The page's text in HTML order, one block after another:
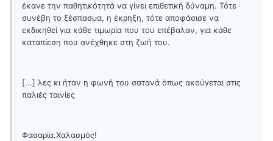
έκανε την παθητικότητά να γίνει επιθετική δύναμη. Τότε
συνέβη το ξέσπασμα, η έκρηξη, τότε αποφάσισε να
εκδικηθεί για κάθε τιμωρία που του επέβαλαν, για κάθε
καταπίεση που ανέχθηκε στη ζωή του.
[...] λες κι ήταν η φωνή του σατανά όπως ακούγεται στις
παλιές ταινίες
Φασαρία.Χαλασμός!